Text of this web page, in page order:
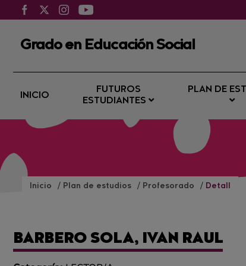
Grado en Educación Social
INICIO
FUTUROS
ESTUDIANTES
PLAN DE
Inicio Plan de estudios Profesorado Detall
BARBERO SOLA, IVAN RAUL